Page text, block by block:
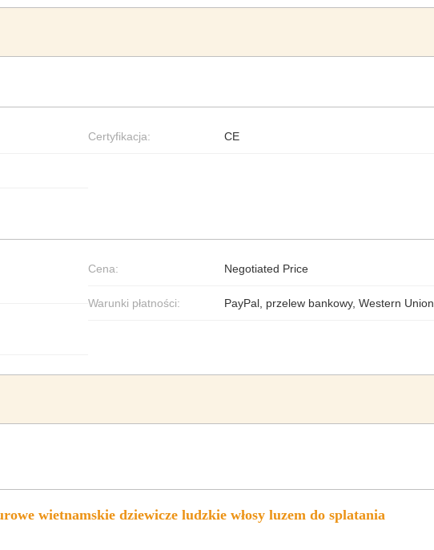
Certyfikacja: CE
Cena: Negotiated Price
Warunki płatności: PayPal, przelew bankowy, Western Union
wietnamskie dziewicze ludzkie włosy luzem do splatania